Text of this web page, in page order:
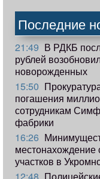
Последние
21:49 В РДКБ
рублей
новорожденных
15:50
погашения
сотрудникам
фабрики
16:26
местонахождение
участков в